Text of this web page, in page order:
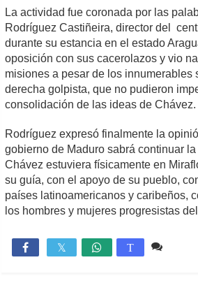
La actividad fue coronada por las
Rodríguez Castiñeira, director del
durante su estancia en el estado
oposición con sus cacerolazos y vio
misiones a pesar de los innumerables
derecha golpista, que no pudieron
consolidación de las ideas de Chávez.
Rodríguez expresó finalmente la
gobierno de Maduro sabrá continuar
Chávez estuviera físicamente en
su guía, con el apoyo de su pueblo,
países latinoamericanos y caribeños,
los hombres y mujeres progresistas
 T